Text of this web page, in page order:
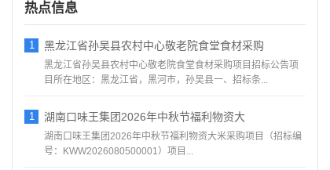
热点信息
1 黑龙江省孙吴县农村中心敬老院食堂食材采购
黑龙江省孙吴县农村中心敬老院食堂食材采购项目招标公告项
目所在地区：黑龙江省，黑河市，孙吴县一、招标条...
1 湖南口味王集团2026年中秋节福利物资大
湖南口味王集团2026年中秋节福利物资大米采购项目（招标编
号：KWW2026080500001）项目...